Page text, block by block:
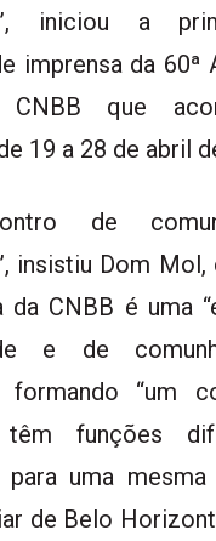
iniciou a
imprensa da 60ª
CNBB que
19 a 28 de abril
de
insistiu Dom Mol,
da CNBB é uma
e de
formando “um
têm funções
uma mesma
de Belo